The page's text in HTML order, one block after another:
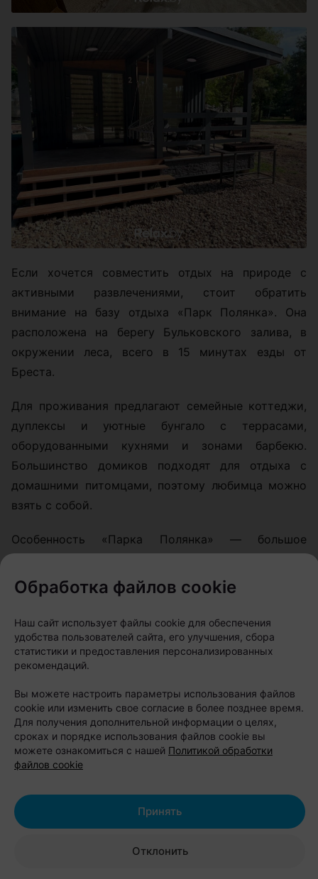
Если хочется совместить отдых на природе с
активными развлечениями, стоит обратить
внимание на базу отдыха «Парк Полянка». Она
расположена на берегу Бульковского залива, в
окружении леса, всего в 15 минутах езды от
Бреста.
Для проживания предлагают семейные коттеджи,
дуплексы и уютные бунгало с террасами,
оборудованными кухнями и зонами барбекю.
Большинство домиков подходят для отдыха с
домашними питомцами, поэтому любимца можно
взять с собой.
Особенность «Парка Полянка» — большое
веревочный парк, лазертаг, арчеритаг, спортивные
площадки, детский городок и пляж. Любители
отдыха на воде могут взять напрокат лодку,
катамаран, байдарку или сапборд и отправиться
исследовать Бульковский залив.
После активного дня можно расслабиться в
банном комплексе или арендовать беседку с
мангалом. Также здесь есть площадки для свадеб,
корпоративов, детских праздников и других
мероприятий.
Стоимость проживания:
семейный коттедж (до 6 человек) —
от 350 рублей в сутки;
Обработка файлов cookie
Наш сайт использует файлы cookie для обеспечения
удобства пользователей сайта, его улучшения, сбора
статистики и предоставления персонализированных
рекомендаций.
Вы можете настроить параметры использования файлов
cookie или изменить свое согласие в более позднее время.
Для получения дополнительной информации о целях,
сроках и порядке использования файлов cookie вы
можете ознакомиться с нашей Политикой обработки
файлов cookie
Отклонить
Принять